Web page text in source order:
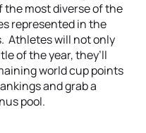
the most diverse of the
represented in the
Athletes will not only
of the year, they’ll
world cup points
and grab a
pool.